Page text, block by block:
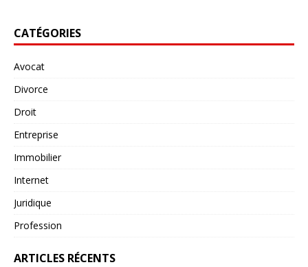
CATÉGORIES
Avocat
Divorce
Droit
Entreprise
Immobilier
Internet
Juridique
Profession
ARTICLES RÉCENTS